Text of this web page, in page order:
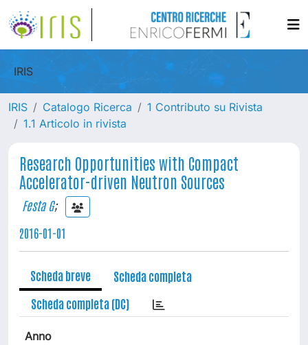
IRIS
IRIS Catalogo Ricerca
1 Contributo su Rivista
1.1 Articolo in rivista
Research Opportunities with Compact
Accelerator-driven Neutron Sources
Festa G;
2016-01-01
Scheda breve
Scheda completa
Scheda completa (DC)
Anno